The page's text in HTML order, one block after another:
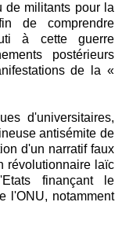
de militants pour la
de comprendre
à cette guerre
postérieurs
de la «
d'universitaires,
antisémite de
d'un narratif faux
révolutionnaire laïc
finançant le
l'ONU, notamment